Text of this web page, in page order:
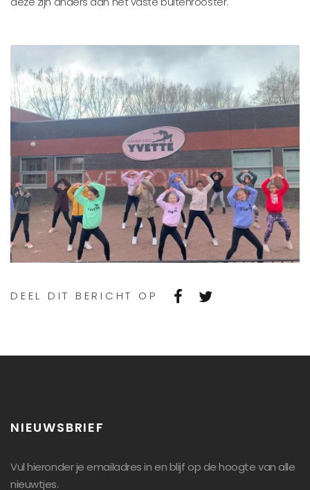
DEEL DIT BERICHT OP
NIEUWSBRIEF
Vul hieronder je emailadres in en blijf op de hoogte van alle
nieuwtjes.